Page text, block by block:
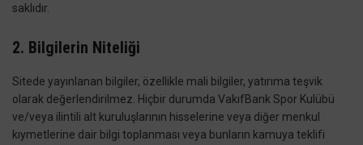
saklıdır.
2. Bilgilerin Niteliği
Sitede yayınlanan bilgiler, özellikle mali bilgiler, yatırıma teşvik
olarak değerlendirilmez. Hiçbir durumda VakıfBank Spor Kulübü
ve/veya ilintili alt kuruluşlarının hisselerine veya diğer menkul
kıymetlerine dair bilgi toplanması veya bunların kamuya teklifi